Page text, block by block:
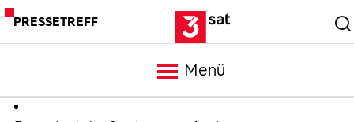
PRESSETREFF
Menü